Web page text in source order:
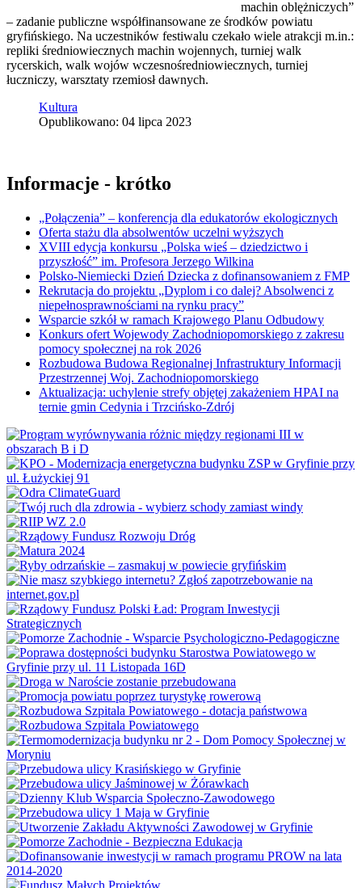
machin oblężniczych”
– zadanie publiczne współfinansowane ze środków powiatu
gryfińskiego. Na uczestników festiwalu czekało wiele atrakcji m.in.:
repliki średniowiecznych machin wojennych, turniej walk
rycerskich, walk wojów wczesnośredniowiecznych, turniej
łuczniczy, warsztaty rzemiosł dawnych.
Kultura
Opublikowano: 04 lipca 2023
Informacje - krótko
„Połączenia” – konferencja dla edukatorów ekologicznych
Oferta stażu dla absolwentów uczelni wyższych
XVIII edycja konkursu „Polska wieś – dziedzictwo i
przyszłość” im. Profesora Jerzego Wilkina
Polsko-Niemiecki Dzień Dziecka z dofinansowaniem z FMP
Rekrutacja do projektu „Dyplom i co dalej? Absolwenci z
niepełnosprawnościami na rynku pracy”
Wsparcie szkół w ramach Krajowego Planu Odbudowy
Konkurs ofert Wojewody Zachodniopomorskiego z zakresu
pomocy społecznej na rok 2026
Rozbudowa Budowa Regionalnej Infrastruktury Informacji
Przestrzennej Woj. Zachodniopomorskiego
Aktualizacja: uchylenie strefy objętej zakażeniem HPAI na
ternie gmin Cedynia i Trzcińsko-Zdrój